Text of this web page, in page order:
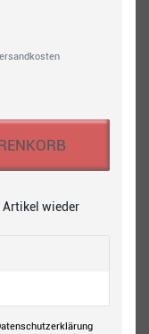
Artikel wieder